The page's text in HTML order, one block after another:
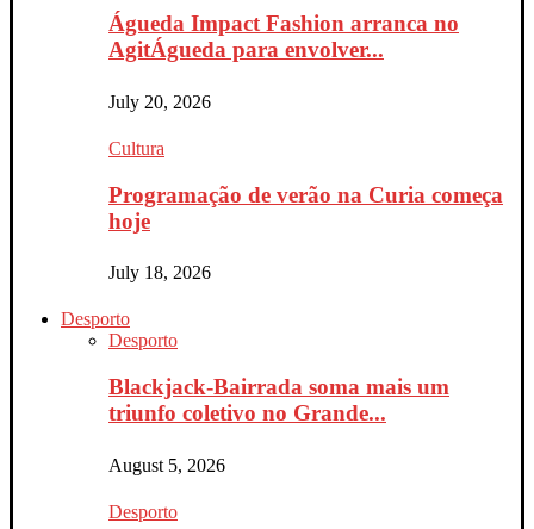
Águeda Impact Fashion arranca no
AgitÁgueda para envolver...
July 20, 2026
Cultura
Programação de verão na Curia começa
hoje
July 18, 2026
Desporto
Desporto
Blackjack-Bairrada soma mais um
triunfo coletivo no Grande...
August 5, 2026
Desporto